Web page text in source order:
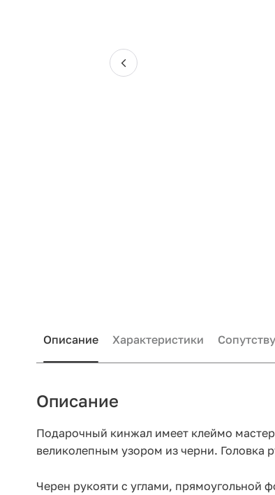
Описание Характеристики
Описание
Подарочный кинжал имеет клеймо
великолепным узором из черни. Головка
Черен рукояти с углами, прямоугольной